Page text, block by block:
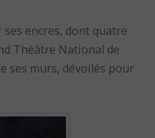
encres, dont quatre
Théâtre National de
ses murs, dévoilés pour